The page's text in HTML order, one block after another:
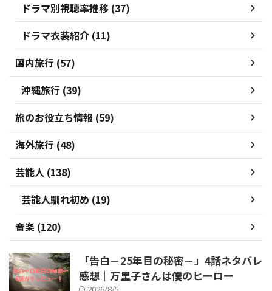
ドラマ別視聴率推移 (37)
ドラマ衣装紹介 (11)
国内旅行 (57)
沖縄旅行 (39)
旅のお役立ち情報 (59)
海外旅行 (48)
芸能人 (138)
芸能人馴れ初め (19)
音楽 (120)
「告白－25年目の秘密－」4話ネタバレ
感想｜万里子さんは僕のヒーロー